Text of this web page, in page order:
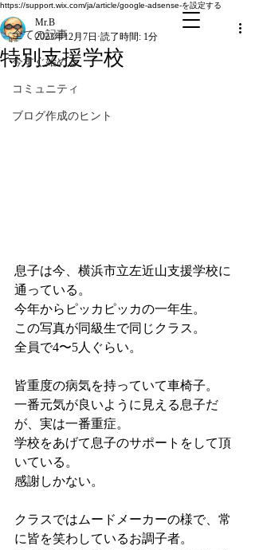
https://support.wix.com/ja/article/google-adsense-を設定する
全ての記事
今すぐ始める
コミュニティ
ブログ作成のヒント
特別支援学校
Mr.B
2023年12月7日 読了時間: 1分
息子は今、横浜市立左近山支援学校に
通っている。
今年からピッカピッカの一年生。
この写真が同級生で同じクラス。
全員で4〜5人ぐらい。
皆重度の病気を持っていて車椅子。
一番元気が良いように見える息子だ
が、実は一番重症。
学校をあげて息子のサポートをして頂
いている。
感謝しかない。
クラスではムードメーカーの様で、常
に皆を笑わしているお調子者。